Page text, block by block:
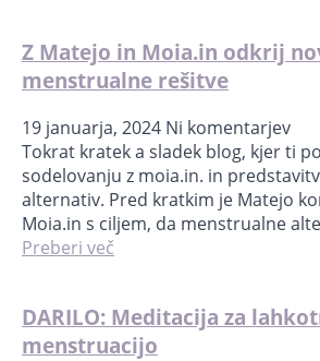
Z Matejo in Moia.in odkrij
menstrualne rešitve
19 januarja, 2024 Ni komentarjev
Tokrat kratek a sladek blog, kjer ti
sodelovanju z moia.in. in
alternativ. Pred kratkim je Matejo
Moia.in s ciljem, da menstrualne
Preberi več
DARILO: Meditacija za
menstruacijo